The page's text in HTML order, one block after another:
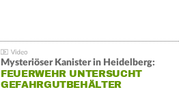
Mysteriöser Kanister in Heidelberg:
FEUERWEHR UNTERSUCHT
GEFAHRGUTBEHÄLTER